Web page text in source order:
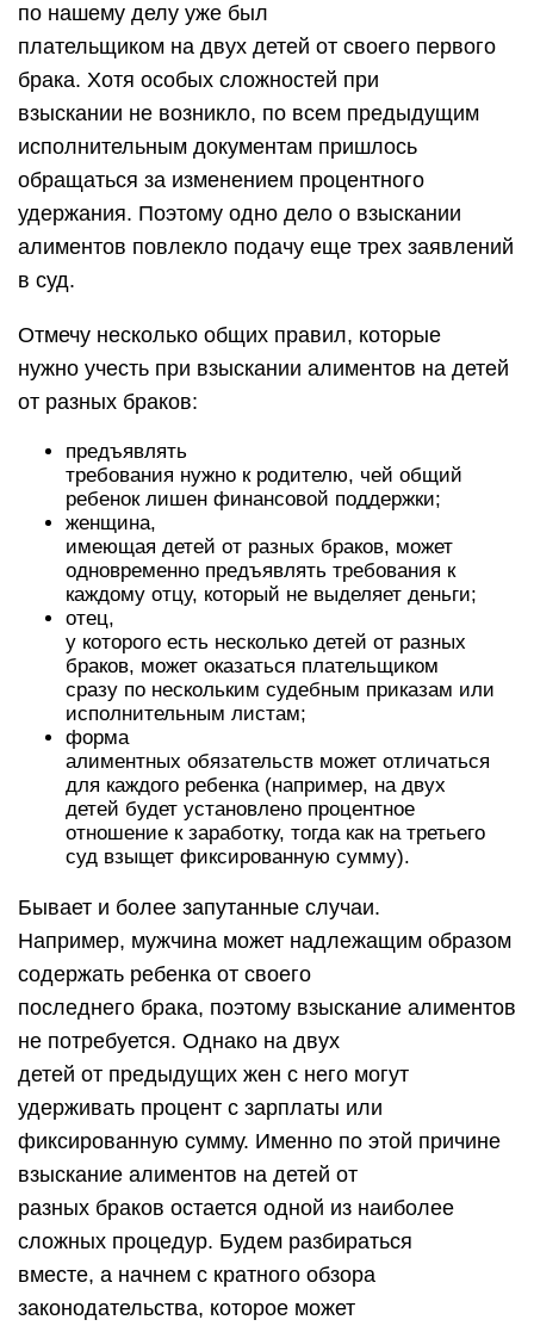
по нашему делу уже был
плательщиком на двух детей от своего первого
брака. Хотя особых сложностей при
взыскании не возникло, по всем предыдущим
исполнительным документам пришлось
обращаться за изменением процентного
удержания. Поэтому одно дело о взыскании
алиментов повлекло подачу еще трех заявлений
в суд.
Отмечу несколько общих правил, которые
нужно учесть при взыскании алиментов на детей
от разных браков:
предъявлять
требования нужно к родителю, чей общий
ребенок лишен финансовой поддержки;
женщина,
имеющая детей от разных браков, может
одновременно предъявлять требования к
каждому отцу, который не выделяет деньги;
отец,
у которого есть несколько детей от разных
браков, может оказаться плательщиком
сразу по нескольким судебным приказам или
исполнительным листам;
форма
алиментных обязательств может отличаться
для каждого ребенка (например, на двух
детей будет установлено процентное
отношение к заработку, тогда как на третьего
суд взыщет фиксированную сумму).
Бывает и более запутанные случаи.
Например, мужчина может надлежащим образом
содержать ребенка от своего
последнего брака, поэтому взыскание алиментов
не потребуется. Однако на двух
детей от предыдущих жен с него могут
удерживать процент с зарплаты или
фиксированную сумму. Именно по этой причине
взыскание алиментов на детей от
разных браков остается одной из наиболее
сложных процедур. Будем разбираться
вместе, а начнем с кратного обзора
законодательства, которое может